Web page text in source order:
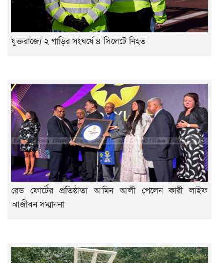
যুক্তরাজ্যে ২ গাড়ির সংঘর্ষে ৪ সিলেটে নিহত
রেড ফোর্টের প্রতিষ্ঠাতা আমিন আলী পেলেন কারী লাইফ
আজীবন সম্মাননা